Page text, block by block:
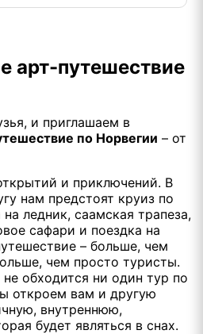
арт-путешествие
и приглашаем в
по Норвегии – от
и приключений. В
нам предстоят круиз по
ледник, саамская трапеза,
сафари и поездка на
– больше, чем
чем просто туристы.
обходится ни один тур по
откроем вам и другую
внутреннюю,
будет являться в снах.